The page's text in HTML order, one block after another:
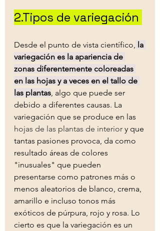
2.Tipos de variegación
Desde el punto de vista científico, la
variegación es la apariencia de
zonas diferentemente coloreadas
en las hojas y a veces en el tallo de
las plantas , algo que puede ser
debido a diferentes causas. La
variegación que se produce en las
hojas de las plantas de interior y que
tantas pasiones provoca, da como
resultado áreas de colores
"inusuales" que pueden
presentarse como patrones más o
menos aleatorios de blanco, crema,
amarillo e incluso tonos más
exóticos de púrpura, rojo y rosa. Lo
cierto es que la variegación es un